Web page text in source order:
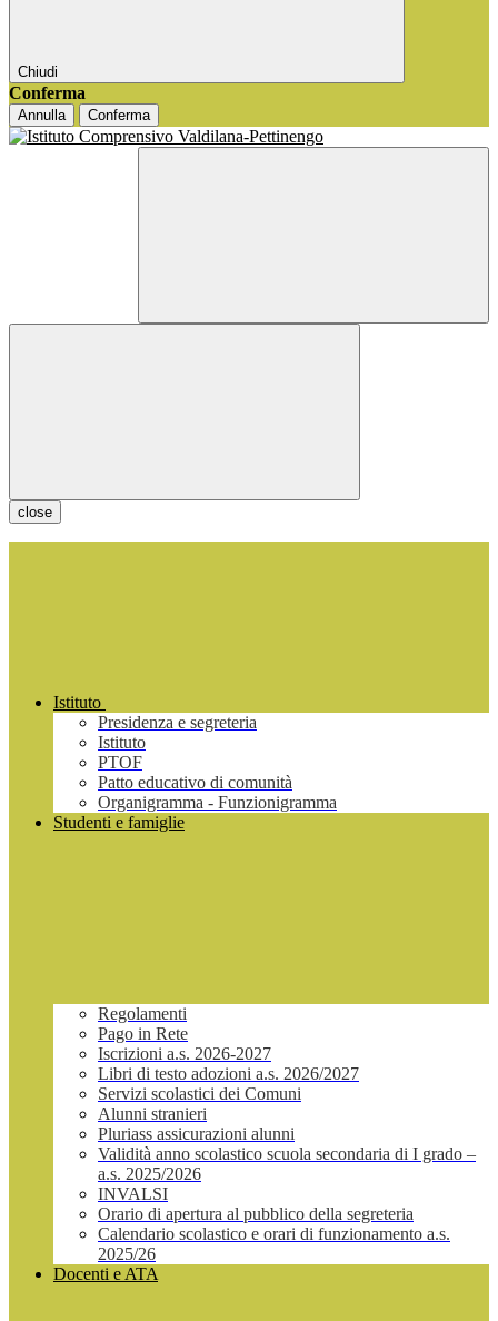
Chiudi
Conferma
Annulla Conferma
close
Istituto
Presidenza e segreteria
Istituto
PTOF
Patto educativo di comunità
Organigramma - Funzionigramma
Studenti e famiglie
Regolamenti
Pago in Rete
Iscrizioni a.s. 2026-2027
Libri di testo adozioni a.s. 2026/2027
Servizi scolastici dei Comuni
Alunni stranieri
Pluriass assicurazioni alunni
Validità anno scolastico scuola secondaria di I grado –
a.s. 2025/2026
INVALSI
Orario di apertura al pubblico della segreteria
Calendario scolastico e orari di funzionamento a.s.
2025/26
Docenti e ATA